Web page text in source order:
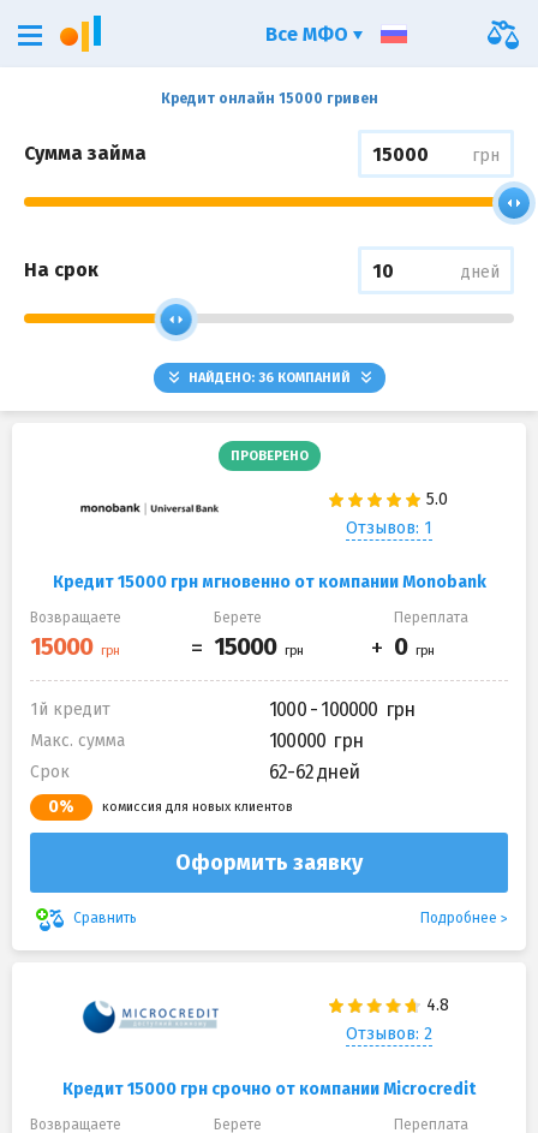
Кредит онлайн 15000 гривен
Сумма займа грн
На срок дней
НАЙДЕНО: 36КОМПАНИЙ
ПРОВЕРЕНО
Отзывов: 1
Кредит 15000 грн мгновенно от компании Monobank
Возвращаете Берете Переплата
1й кредит 1000 - 100000
Макс. сумма 100000
Срок 62-62 дней
0% комиссия для новых клиентов
Оформить заявку
Сравнить Подробнее
Отзывов: 2
Кредит 15000 грн срочно от компании Microcredit
Возвращаете Берете Переплата
Все МФО